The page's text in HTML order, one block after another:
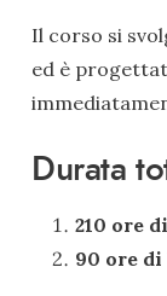
Il corso si
ed è
Durata
210 ore
90 ore